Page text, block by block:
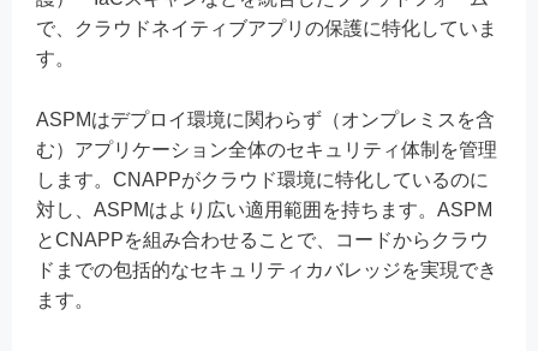
で、クラウドネイティブアプリの保護に特化していま
す。
ASPMはデプロイ環境に関わらず（オンプレミスを含
む）アプリケーション全体のセキュリティ体制を管理
します。CNAPPがクラウド環境に特化しているのに
対し、ASPMはより広い適用範囲を持ちます。ASPM
とCNAPPを組み合わせることで、コードからクラウ
ドまでの包括的なセキュリティカバレッジを実現でき
ます。